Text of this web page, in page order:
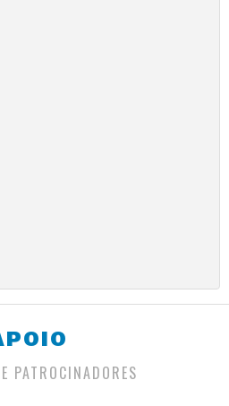
PATROCINADORES